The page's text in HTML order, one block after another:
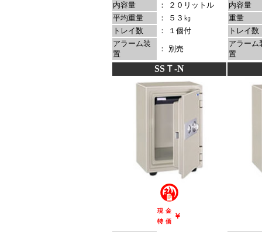
内容量
： ２０リットル
内容量
平均重量
： ５３㎏
重量
トレイ数
： １個付
トレイ数
アラーム装
置
： 別売
アラーム
置
SSＴ-N
現 金
￥
特 価